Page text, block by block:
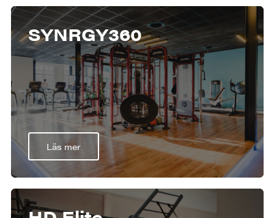
SYNRGY360
Läs mer